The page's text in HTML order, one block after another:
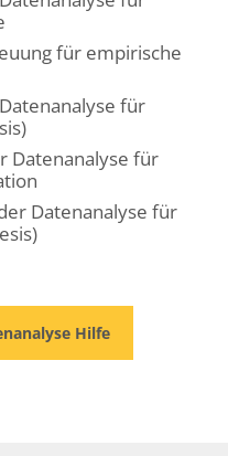
für empirische
für
Datenanalyse für
Datenanalyse für
Hilfe